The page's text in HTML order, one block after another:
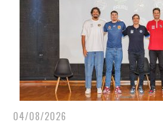
04/08/2026